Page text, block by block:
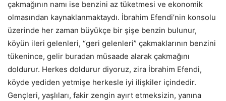
çakmağının namı ise benzini az tüketmesi ve ekonomik
olmasından kaynaklanmaktaydı. İbrahim Efendi’nin konsolu
üzerinde her zaman büyükçe bir şişe benzin bulunur,
köyün ileri gelenleri, “geri gelenleri” çakmaklarının benzini
tükenince, gelir buradan müsaade alarak çakmağını
doldurur. Herkes doldurur diyoruz, zira İbrahim Efendi,
köyde yediden yetmişe herkesle iyi ilişkiler içindedir.
Gençleri, yaşlıları, fakir zengin ayırt etmeksizin, yanına